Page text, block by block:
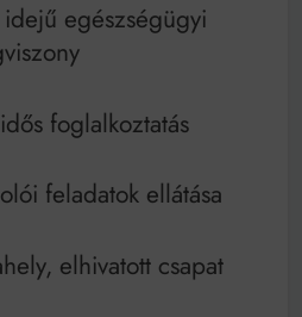
egészségügyi
foglalkoztatás
feladatok ellátása
elhivatott csapat